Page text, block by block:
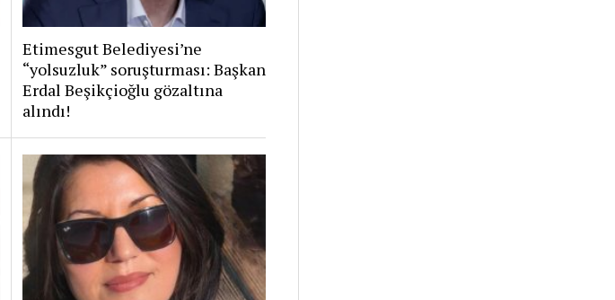
Etimesgut Belediyesi’ne
“yolsuzluk” soruşturması: Başkan
Erdal Beşikçioğlu gözaltına
alındı!